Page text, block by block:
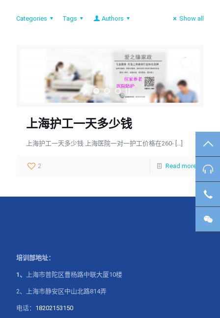
Categories Tags Authors Show all
上海护工一天多少钱
上海护工一天多少钱 上海医院一对一护工价格在260- […]
2 Read more
培训部地址：
1、 上海市普陀区曹杨路中联大厦10楼
2、上海市静安区中山北路814弄
电话： 18202153150
咨
客
微